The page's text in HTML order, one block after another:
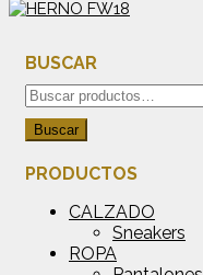
BUSCAR
Buscar
por:
Buscar
PRODUCTOS
CALZADO
Sneakers
ROPA